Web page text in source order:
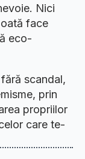
Nici
face
eco-
scandal,
prin
propriilor
care te-